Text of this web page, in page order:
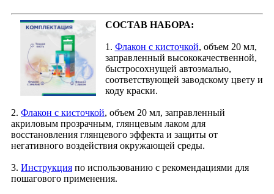
СОСТАВ НАБОРА:
1. Флакон с кисточкой, объем 20 мл,
заправленный высококачественной,
быстросохнущей автоэмалью,
соответствующей заводскому цвету и
коду краски.
2. Флакон с кисточкой, объем 20 мл, заправленный
акриловым прозрачным, глянцевым лаком для
восстановления глянцевого эффекта и защиты от
негативного воздействия окружающей среды.
3. Инструкция по использованию с рекомендациями для
пошагового применения.